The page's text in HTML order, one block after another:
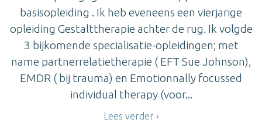
basisopleiding . Ik heb eveneens een vierjarige
opleiding Gestalttherapie achter de rug. Ik volgde
3 bijkomende specialisatie-opleidingen; met
name partnerrelatietherapie ( EFT Sue Johnson),
EMDR ( bij trauma) en Emotionnally focussed
individual therapy (voor...
Lees verder